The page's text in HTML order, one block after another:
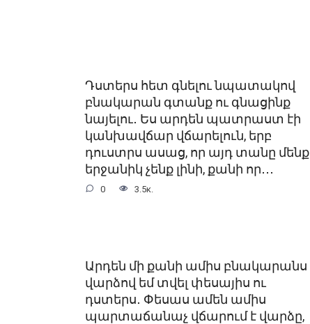
Դստերս հետ գնելու նպատակով
բնակարան գտանք ու գնացինք
նայելու․ Ես արդեն պատրաստ էի
կանխավճար վճարելուն, երբ
դուստրս ասաց, որ այդ տանը մենք
երջանիկ չենք լինի, քանի որ․․․
0 3.5к.
Արդեն մի քանի ամիս բնակարանս
վարձով եմ տվել փեսայիս ու
դստերս․ Փեսաս ամեն ամիս
պարտաճանաչ վճարում է վարձը,